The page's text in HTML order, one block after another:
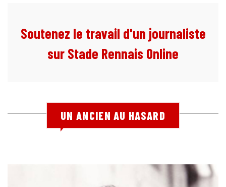
Soutenez le travail d'un journaliste
sur Stade Rennais Online
UN ANCIEN AU HASARD